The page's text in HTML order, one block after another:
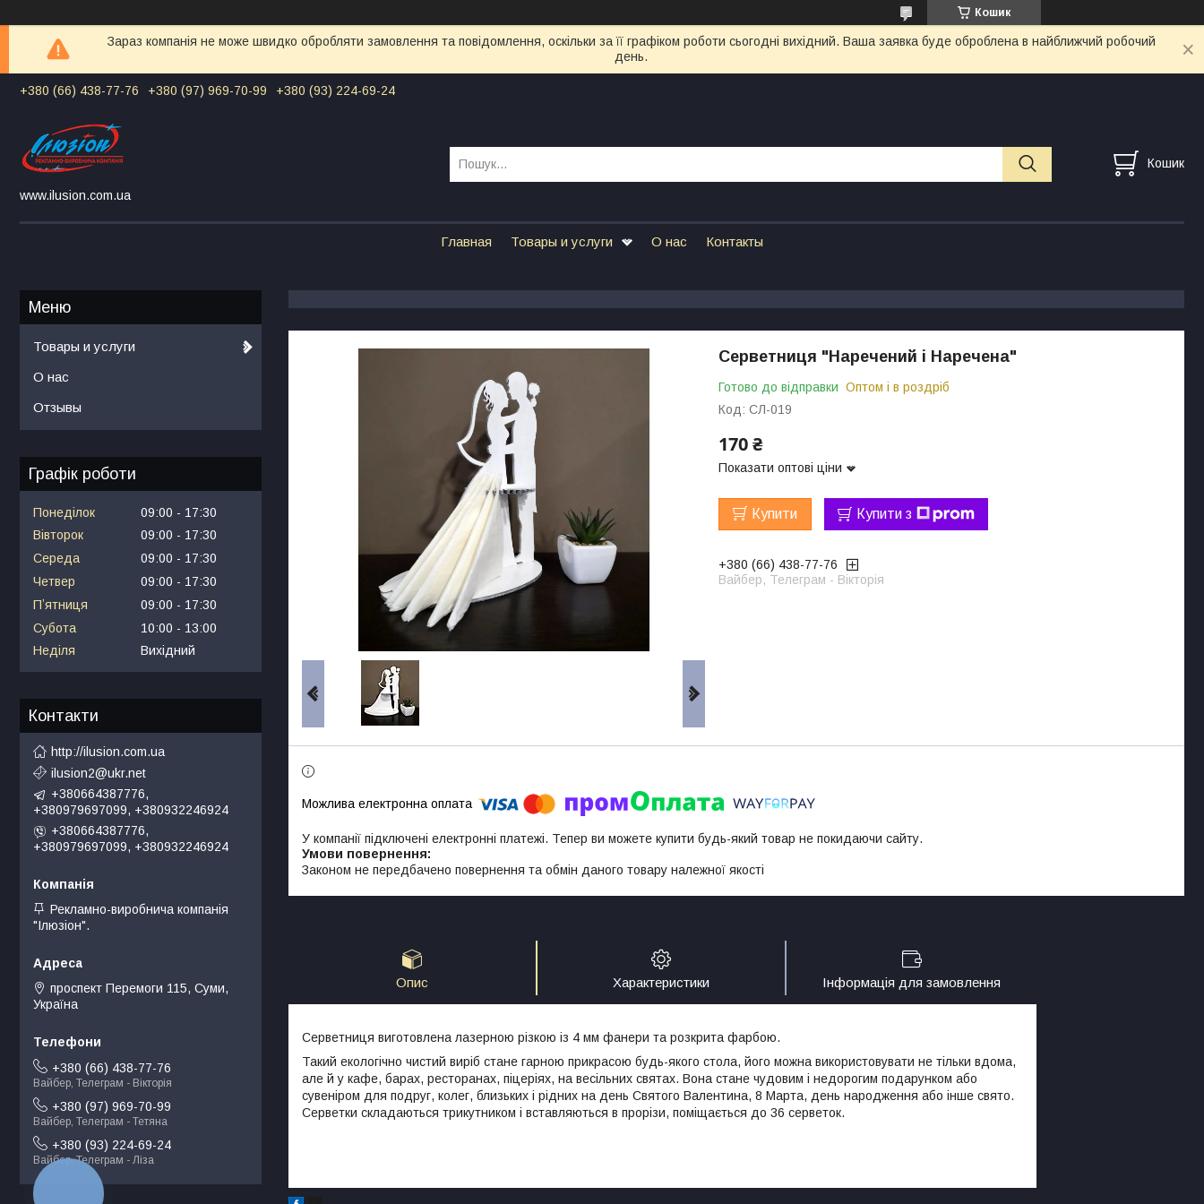
Кошик
Зараз компанія не може швидко обробляти замовлення та повідомлення, оскільки за її графіком роботи сьогодні вихідний. Ваша заявка буде оброблена в найближчий робочий
день.
+380 (66) 438-77-76 +380 (97) 969-70-99 +380 (93) 224-69-24
www.ilusion.com.ua
Кошик
Главная Товары и услуги О нас Контакты
Серветниця "Наречений і Наречена"
Готово до відправки Оптом і в роздріб
Код: СЛ-019
170 ₴
Показати оптові ціни
Купити Купити з
+380 (66) 438-77-76
Вайбер, Телеграм - Вікторія
У компанії підключені електронні платежі. Тепер ви можете купити будь-який товар не покидаючи сайту.
Законом не передбачено повернення та обмін даного товару належної якості
Опис Характеристики Інформація для замовлення
Серветниця виготовлена лазерною різкою із 4 мм фанери та розкрита фарбою.
Такий екологічно чистий виріб стане гарною прикрасою будь-якого стола, його можна використовувати не тільки вдома,
але й у кафе, барах, ресторанах, піцеріях, на весільних святах. Вона стане чудовим і недорогим подарунком або
сувеніром для подруг, колег, близьких і рідних на день Святого Валентина, 8 Марта, день народження або інше свято.
Серветки складаються трикутником і вставляються в прорізи, поміщається до 36 серветок.
Товары и услуги
О нас
Отзывы
Графік роботи
Понеділок 09:00
17:30
Вівторок
09:00
17:30
Середа
09:00
17:30
Четвер
09:00
17:30
Пʼятниця
09:00
17:30
Субота
10:00
13:00
Неділя
Вихідний
Контакти
http://ilusion.com.ua
ilusion2@ukr.net
+380664387776,
+380979697099, +380932246924
+380664387776,
+380979697099, +380932246924
Рекламно-виробнича компанія
"Ілюзіон".
проспект Перемоги 115, Суми,
Україна
+380 (66) 438-77-76
Вайбер, Телеграм - Вікторія
+380 (97) 969-70-99
Вайбер, Телеграм - Тетяна
+380 (93) 224-69-24
Вайбер, Телеграм - Ліза